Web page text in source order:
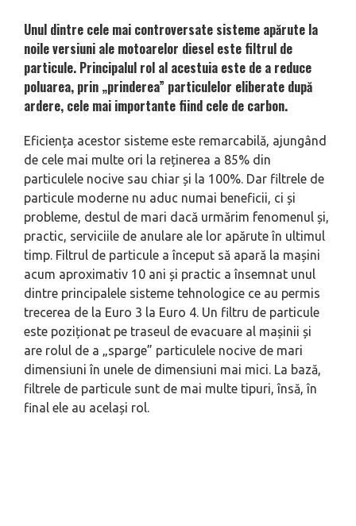
Unul dintre cele mai controversate sisteme apărute la
noile versiuni ale motoarelor diesel este filtrul de
particule. Principalul rol al acestuia este de a reduce
poluarea, prin „prinderea” particulelor eliberate după
ardere, cele mai importante fiind cele de carbon.
Eficiența acestor sisteme este remarcabilă, ajungând
de cele mai multe ori la reținerea a 85% din
particulele nocive sau chiar și la 100%. Dar filtrele de
particule moderne nu aduc numai beneficii, ci și
probleme, destul de mari dacă urmărim fenomenul și,
practic, serviciile de anulare ale lor apărute în ultimul
timp. Filtrul de particule a început să apară la mașini
acum aproximativ 10 ani și practic a însemnat unul
dintre principalele sisteme tehnologice ce au permis
trecerea de la Euro 3 la Euro 4. Un filtru de particule
este poziționat pe traseul de evacuare al mașinii și
are rolul de a „sparge” particulele nocive de mari
dimensiuni în unele de dimensiuni mai mici. La bază,
filtrele de particule sunt de mai multe tipuri, însă, în
final ele au același rol.